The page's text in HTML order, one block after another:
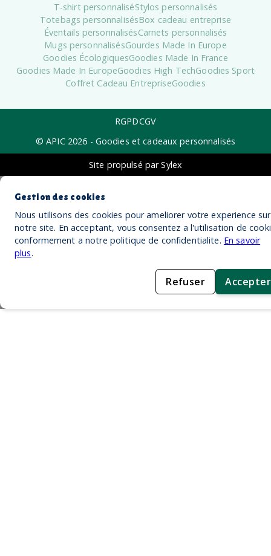
T-shirt personnaliséStylos personnalisés
Totebags personnalisésBox cadeau entreprise
Éventails personnalisésCarnets personnalisés
Mugs personnalisésGourdes Made In Europe
Goodies ÉcologiquesGoodies Made In France
Goodies Made In EuropeGoodies High TechGoodies Sport
Coffret Cadeau EntrepriseGoodies
RGPDCGV
© APIC 2026 - Goodies et cadeaux personnalisés
Site propulsé par Sylex
Gestion des cookies
Nous utilisons des cookies pour ameliorer votre experience sur
notre site. En acceptant, vous consentez a l'utilisation de
conformement a notre politique de confidentialite. En savoir
plus.
Refuser Accepter